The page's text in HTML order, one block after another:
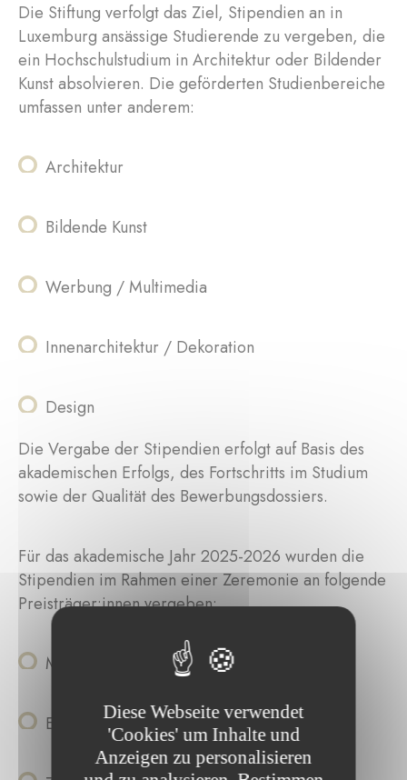
Die Stiftung verfolgt das Ziel, Stipendien an in
Luxemburg ansässige Studierende zu vergeben, die
ein Hochschulstudium in Architektur oder Bildender
Kunst absolvieren. Die geförderten Studienbereiche
umfassen unter anderem:
Architektur
Bildende Kunst
Werbung / Multimedia
Innenarchitektur / Dekoration
Design
Die Vergabe der Stipendien erfolgt auf Basis des
akademischen Erfolgs, des Fortschritts im Studium
sowie der Qualität des Bewerbungsdossiers.
Für das akademische Jahr 2025-2026 wurden die
Stipendien im Rahmen einer Zeremonie an folgende
Preisträger:innen vergeben:
Milo Hatfield, Bildende Kunst
Emma Belner-Dagonnet, Bildende Kunst
Diese Webseite verwendet
'Cookies' um Inhalte und
Anzeigen zu personalisieren